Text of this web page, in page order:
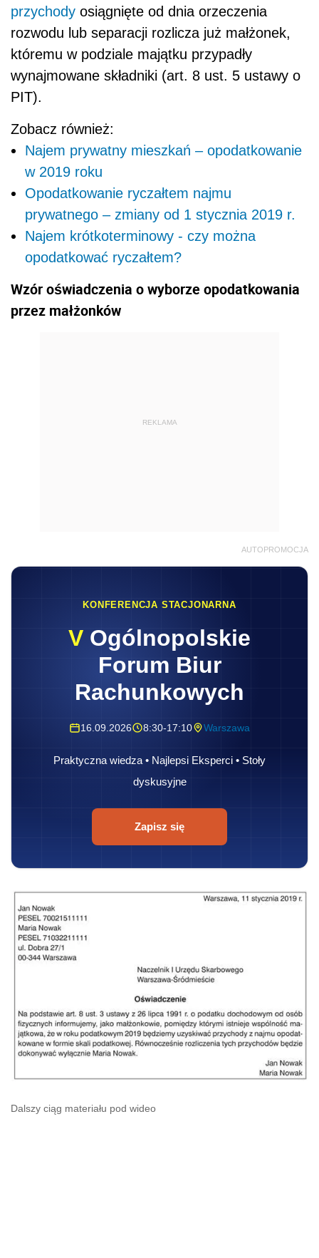
przychody osiągnięte od dnia orzeczenia
rozwodu lub separacji rozlicza już małżonek,
któremu w podziale majątku przypadły
wynajmowane składniki (art. 8 ust. 5 ustawy o
PIT).
Zobacz również:
Najem prywatny mieszkań – opodatkowanie
w 2019 roku
Opodatkowanie ryczałtem najmu
prywatnego – zmiany od 1 stycznia 2019 r.
Najem krótkoterminowy - czy można
opodatkować ryczałtem?
Wzór oświadczenia o wyborze opodatkowania
przez małżonków
REKLAMA
AUTOPROMOCJA
KONFERENCJA STACJONARNA
V Ogólnopolskie
Forum Biur
Rachunkowych
16.09.2026 8:30-17:10 Warszawa
Praktyczna wiedza • Najlepsi Eksperci • Stoły
dyskusyjne
Zapisz się
Dalszy ciąg materiału pod wideo